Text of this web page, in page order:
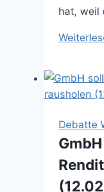
hat, weil
Debatte